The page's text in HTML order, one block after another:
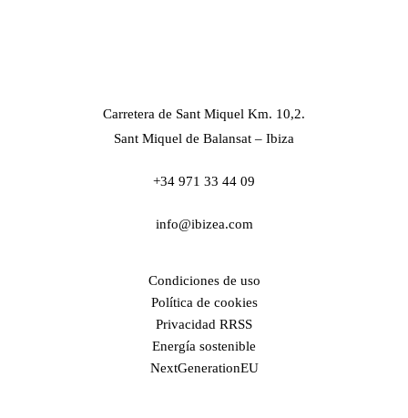
Carretera de Sant Miquel Km. 10,2.
Sant Miquel de Balansat – Ibiza
+34 971 33 44 09
info@ibizea.com
Condiciones de uso
Política de cookies
Privacidad RRSS
Energía sostenible
NextGenerationEU